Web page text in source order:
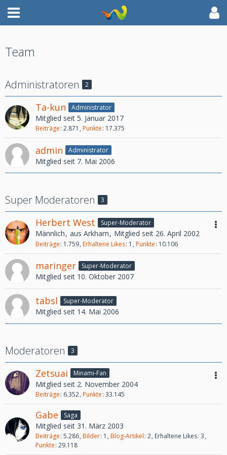
Team
Administratoren 2
Ta-kun Administrator
Mitglied seit 5. Januar 2017
Beiträge 2.871 Punkte 17.375
admin Administrator
Mitglied seit 7. Mai 2006
Super Moderatoren 3
Herbert West Super-Moderator
Männlich aus Arkham Mitglied seit 26. April 2002
Beiträge 1.759 Erhaltene Likes 1 Punkte 10.106
maringer Super-Moderator
Mitglied seit 10. Oktober 2007
tabsl Super-Moderator
Mitglied seit 14. Mai 2006
Moderatoren 3
Zetsuai Minami-Fan
Mitglied seit 2. November 2004
Beiträge 6.352 Punkte 33.145
Gabe Saga
Mitglied seit 31. März 2003
Beiträge 5.286 Bilder 1 Blog-Artikel 2 Erhaltene Likes 3
Punkte 29.118